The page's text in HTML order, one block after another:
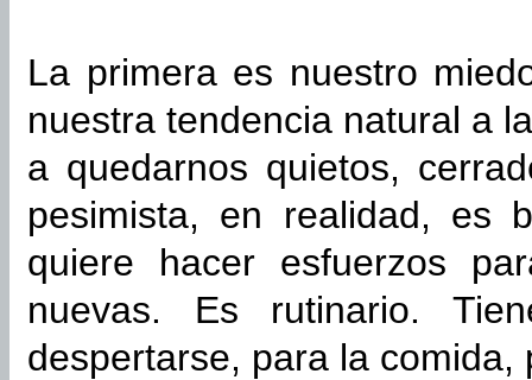
La primera es nuestro
nuestra tendencia natural a
a quedarnos quietos,
pesimista, en realidad, es
quiere hacer esfuerzos
nuevas. Es rutinario.
despertarse, para la comida,